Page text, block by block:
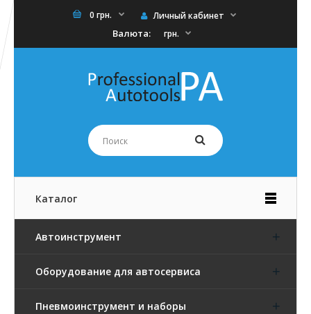
0 грн. Личный кабинет
Валюта: грн.
Каталог
Автоинструмент
Оборудование для автосервиса
Пневмоинструмент и наборы